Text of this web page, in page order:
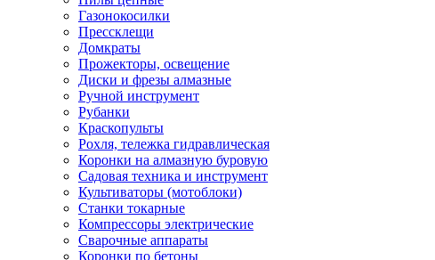
Газонокосилки
Прессклещи
Домкраты
Прожекторы, освещение
Диски и фрезы алмазные
Ручной инструмент
Рубанки
Краскопульты
Рохля, тележка гидравлическая
Коронки на алмазную буровую
Садовая техника и инструмент
Культиваторы (мотоблоки)
Станки токарные
Компрессоры электрические
Сварочные аппараты
Коронки по бетоны